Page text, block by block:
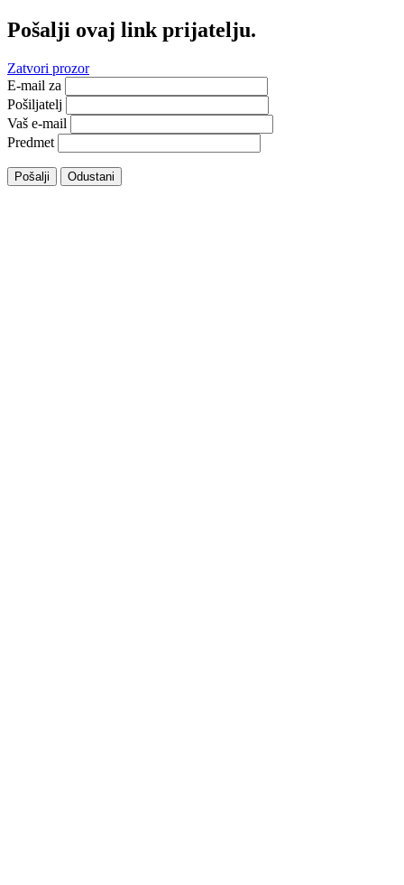
Pošalji ovaj link prijatelju.
Zatvori prozor
E-mail za
Pošiljatelj
Vaš e-mail
Predmet
Pošalji Odustani